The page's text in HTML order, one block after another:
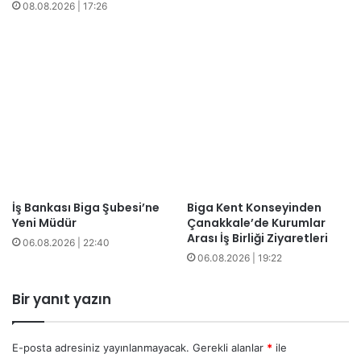
08.08.2026 | 17:26
İş Bankası Biga Şubesi’ne
Yeni Müdür
06.08.2026 | 22:40
Biga Kent Konseyinden
Çanakkale’de Kurumlar
Arası İş Birliği Ziyaretleri
06.08.2026 | 19:22
Bir yanıt yazın
E-posta adresiniz yayınlanmayacak. Gerekli alanlar * ile